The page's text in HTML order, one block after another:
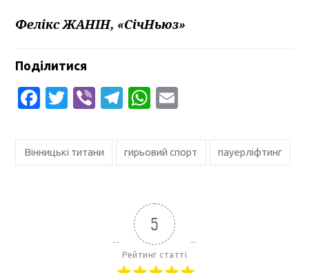
Фелікс ЖАНІН, «СічНьюз»
Поділитися
Facebook
Twitter
ViberTelegram
WhatsApp
Вінницькі титани гирьовий спорт пауерліфтинг
5
Рейтинг статті